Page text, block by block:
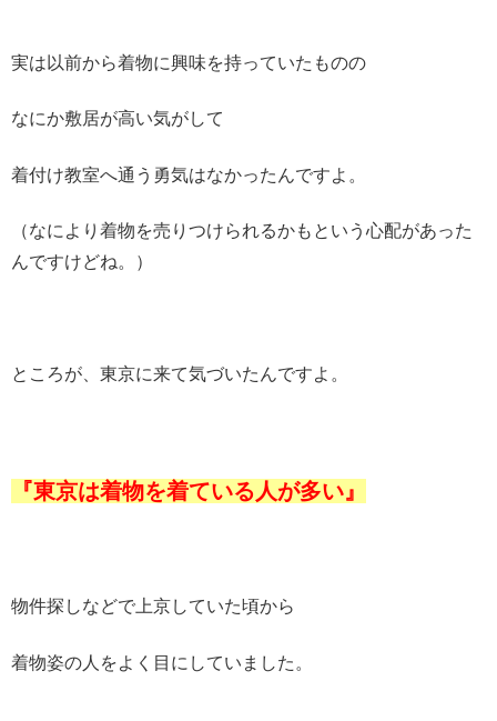
実は以前から着物に興味を持っていたものの
なにか敷居が高い気がして
着付け教室へ通う勇気はなかったんですよ。
（なにより着物を売りつけられるかもという心配があった
んですけどね。）
ところが、東京に来て気づいたんですよ。
『東京は着物を着ている人が多い』
物件探しなどで上京していた頃から
着物姿の人をよく目にしていました。